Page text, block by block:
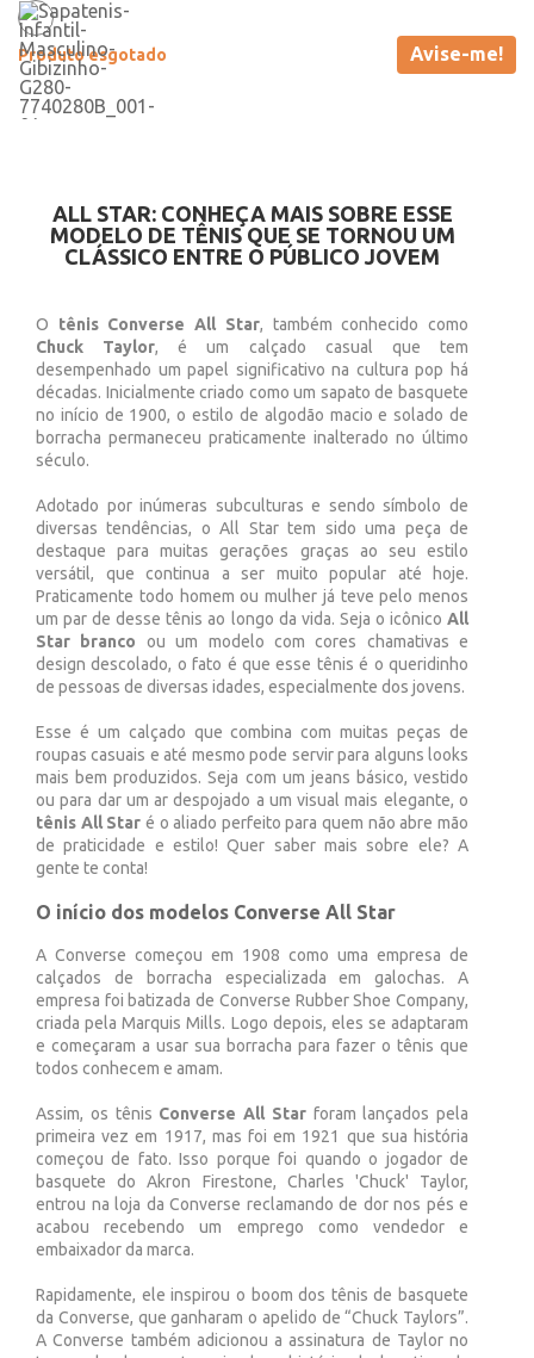
Produto esgotado Avise-me!
ALL STAR: CONHEÇA MAIS SOBRE ESSE
MODELO DE TÊNIS QUE SE TORNOU UM
CLÁSSICO ENTRE O PÚBLICO JOVEM
O tênis Converse All Star, também conhecido como
Chuck Taylor, é um calçado casual que tem
desempenhado um papel significativo na cultura pop há
décadas. Inicialmente criado como um sapato de basquete
no início de 1900, o estilo de algodão macio e solado de
borracha permaneceu praticamente inalterado no último
século.
Adotado por inúmeras subculturas e sendo símbolo de
diversas tendências, o All Star tem sido uma peça de
destaque para muitas gerações graças ao seu estilo
versátil, que continua a ser muito popular até hoje.
Praticamente todo homem ou mulher já teve pelo menos
um par de desse tênis ao longo da vida. Seja o icônico All
Star branco ou um modelo com cores chamativas e
design descolado, o fato é que esse tênis é o queridinho
de pessoas de diversas idades, especialmente dos jovens.
Esse é um calçado que combina com muitas peças de
roupas casuais e até mesmo pode servir para alguns looks
mais bem produzidos. Seja com um jeans básico, vestido
ou para dar um ar despojado a um visual mais elegante, o
tênis All Star é o aliado perfeito para quem não abre mão
de praticidade e estilo! Quer saber mais sobre ele? A
gente te conta!
O início dos modelos Converse All Star
A Converse começou em 1908 como uma empresa de
calçados de borracha especializada em galochas. A
empresa foi batizada de Converse Rubber Shoe Company,
criada pela Marquis Mills. Logo depois, eles se adaptaram
e começaram a usar sua borracha para fazer o tênis que
todos conhecem e amam.
Assim, os tênis Converse All Starforam lançados pela
primeira vez em 1917, mas foi em 1921 que sua história
começou de fato. Isso porque foi quando o jogador de
basquete do Akron Firestone, Charles 'Chuck' Taylor,
entrou na loja da Converse reclamando de dor nos pés e
acabou recebendo um emprego como vendedor e
embaixador da marca.
Rapidamente, ele inspirou o boom dos tênis de basquete
da Converse, que ganharam o apelido de “Chuck Taylors”.
A Converse também adicionou a assinatura de Taylor no